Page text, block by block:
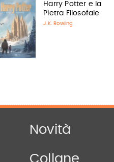
Harry Potter e la
Pietra Filosofale
J.K. Rowling
Novità
Collane